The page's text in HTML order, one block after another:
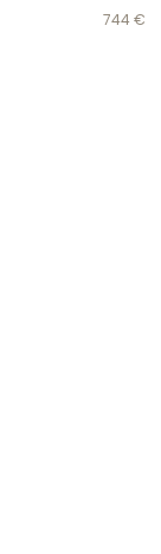
744 €